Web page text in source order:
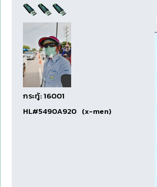
กระทู้: 16001
HL#5490A920 (x-men)